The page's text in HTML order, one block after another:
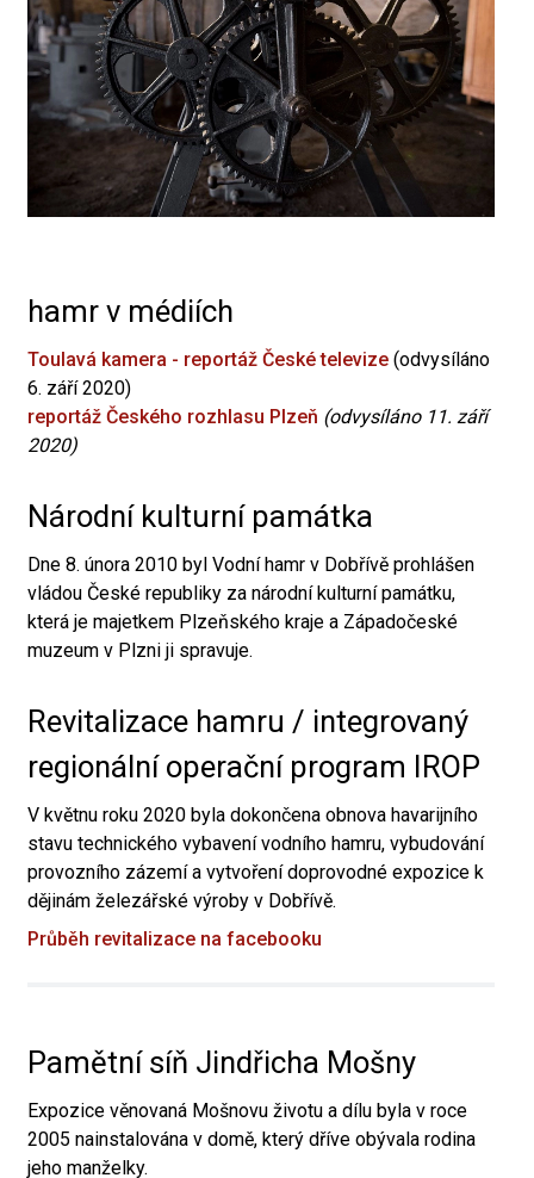
hamr v médiích
Toulavá kamera - reportáž České televize (odvysíláno
6. září 2020)
reportáž Českého rozhlasu Plzeň (odvysíláno 11. září
2020)
Národní kulturní památka
Dne 8. února 2010 byl Vodní hamr v Dobřívě prohlášen
vládou České republiky za národní kulturní památku,
která je majetkem Plzeňského kraje a Západočeské
muzeum v Plzni ji spravuje.
Revitalizace hamru / integrovaný
regionální operační program IROP
V květnu roku 2020 byla dokončena obnova havarijního
stavu technického vybavení vodního hamru, vybudování
provozního zázemí a vytvoření doprovodné expozice k
dějinám železářské výroby v Dobřívě.
Průběh revitalizace na facebooku
Pamětní síň Jindřicha Mošny
Expozice věnovaná Mošnovu životu a dílu byla v roce
2005 nainstalována v domě, který dříve obývala rodina
jeho manželky.